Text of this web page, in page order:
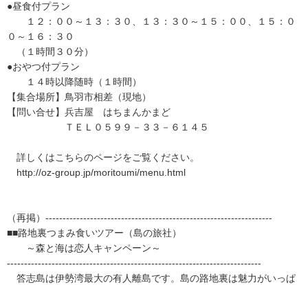
●昼食付プラン
１２：００～１３：３０、１３：３０～１５：００、１５：０
０～１６：３０
（１時間３０分）
●おやつ付プラン
１４時以降随時（１時間）
【集合場所】鳥羽市相差（現地）
【問い合せ】兵吉屋 はちまんかまど
ＴＥＬ０５９９－３３－６１４５
詳しくはこちらのページをご覧ください。
http://oz-group.jp/moritoumi/menu.html
（再掲）------------------------------------------------------------------
■■路地裏つまみ食いツアー（島の旅社）
～森と海は恋人キャンペーン～
--------------------------------------------------------------------------
答志島は伊勢湾最大の有人離島です。島の路地裏は魅力がいっぱ